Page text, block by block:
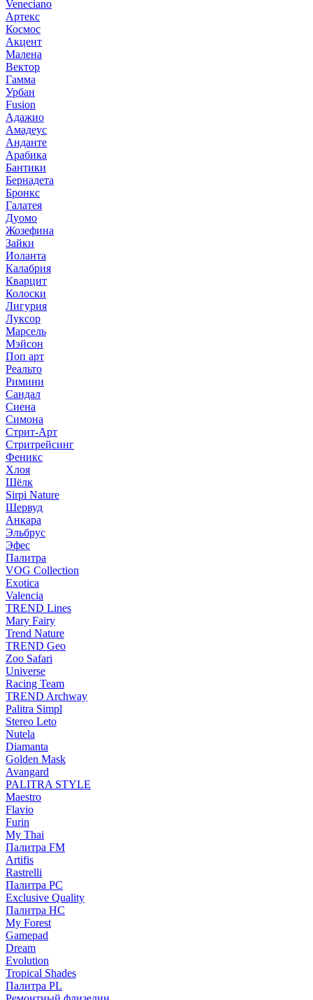
Veneciano
Артекс
Космос
Акцент
Малена
Вектор
Гамма
Урбан
Fusion
Адажио
Амадеус
Анданте
Арабика
Бантики
Бернадета
Бронкс
Галатея
Дуомо
Жозефина
Зайки
Иоланта
Калабрия
Кварцит
Колоски
Лигурия
Луксор
Марсель
Мэйсон
Поп арт
Реальто
Римини
Сандал
Сиена
Симона
Стрит-Арт
Стритрейсинг
Феникс
Хлоя
Шёлк
Sirpi Nature
Шервуд
Анкара
Эльбрус
Эфес
Палитра
VOG Collection
Exotica
Valencia
TREND Lines
Mary Fairy
Trend Nature
TREND Geo
Zoo Safari
Universe
Racing Team
TREND Archway
Palitra Simpl
Stereo Leto
Nutela
Diamanta
Golden Mask
Avangard
PALITRA STYLE
Maestro
Flavio
Furin
My Thai
Палитра FM
Artifis
Rastrelli
Палитра PC
Exclusive Quality
Палитра HС
My Forest
Gamepad
Dream
Evolution
Tropical Shades
Палитра PL